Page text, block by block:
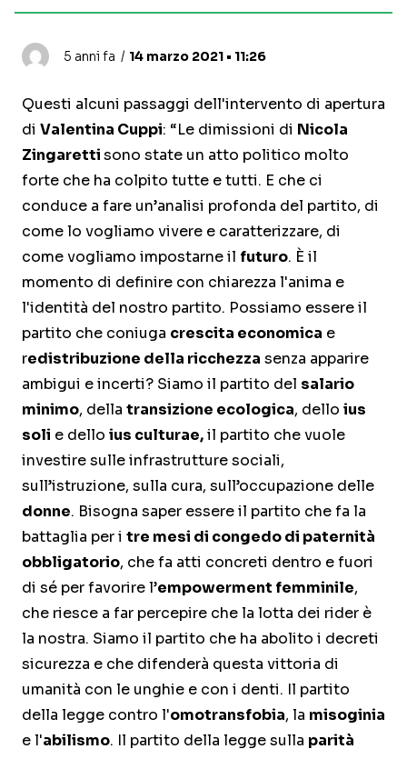
5 anni fa 14 marzo 2021 • 11:26
Questi alcuni passaggi dell'intervento di apertura
di Valentina Cuppi: “Le dimissioni di Nicola
Zingarettisono state un atto politico molto
forte che ha colpito tutte e tutti. E che ci
conduce a fare un’analisi profonda del partito, di
come lo vogliamo vivere e caratterizzare, di
come vogliamo impostarne il futuro. È il
momento di definire con chiarezza l'anima e
l'identità del nostro partito. Possiamo essere il
partito che coniuga crescita economica e
redistribuzione della ricchezza senza apparire
ambigui e incerti? Siamo il partito del salario
minimo, della transizione ecologica, dello ius
soli e dello ius culturae,il partito che vuole
investire sulle infrastrutture sociali,
sull’istruzione, sulla cura, sull’occupazione delle
donne. Bisogna saper essere il partito che fa la
battaglia per i tre mesi di congedo di paternità
obbligatorio, che fa atti concreti dentro e fuori
di sé per favorire l’empowerment femminile,
che riesce a far percepire che la lotta dei rider è
la nostra. Siamo il partito che ha abolito i decreti
sicurezza e che difenderà questa vittoria di
umanità con le unghie e con i denti. Il partito
della legge contro l'omotransfobia, la misoginia
e l'abilismo. Il partito della legge sulla parità